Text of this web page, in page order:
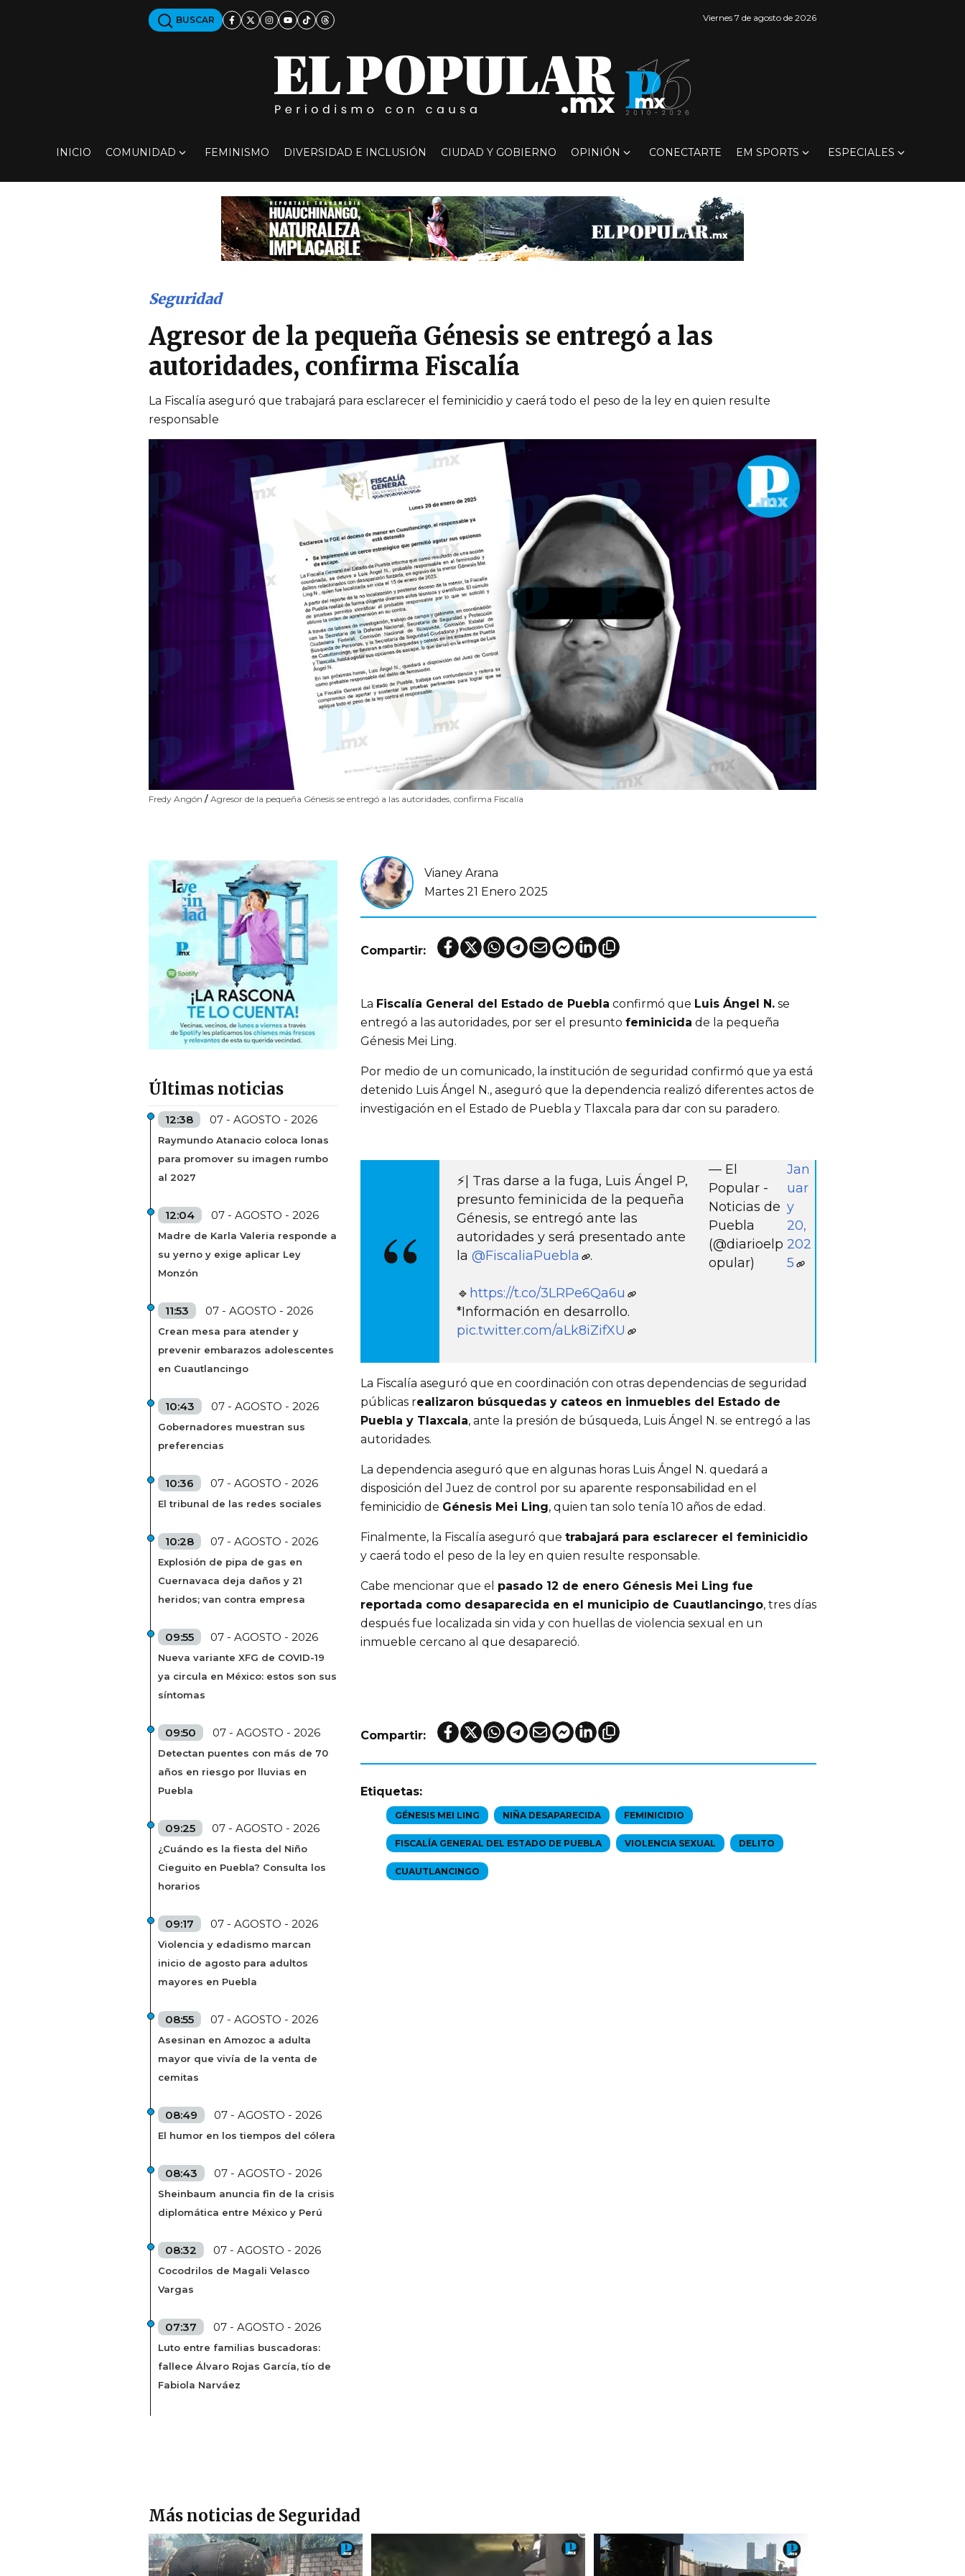
BUSCAR Viernes 7 de agosto de 2026
INICIO COMUNIDAD FEMINISMO DIVERSIDAD E INCLUSIÓN CIUDAD Y GOBIERNO OPINIÓN CONECTARTE EM SPORTS ESPECIALES
Fredy Angón / Agresor de la pequeña Génesis se entregó a las autoridades, confirma Fiscalía
Seguridad
Agresor de la pequeña Génesis se entregó a las
autoridades, confirma Fiscalía
La Fiscalía aseguró que trabajará para esclarecer el feminicidio y caerá todo el peso de la ley en quien resulte
responsable
Últimas noticias
12:38 07 - AGOSTO - 2026
Raymundo Atanacio coloca lonas
para promover su imagen rumbo
al 2027
12:04 07 - AGOSTO - 2026
Madre de Karla Valeria responde a
su yerno y exige aplicar Ley
Monzón
11:53 07 - AGOSTO - 2026
Crean mesa para atender y
prevenir embarazos adolescentes
en Cuautlancingo
10:43 07 - AGOSTO - 2026
Gobernadores muestran sus
preferencias
10:36 07 - AGOSTO - 2026
El tribunal de las redes sociales
10:28 07 - AGOSTO - 2026
Explosión de pipa de gas en
Cuernavaca deja daños y 21
heridos; van contra empresa
09:55 07 - AGOSTO - 2026
Nueva variante XFG de COVID-19
ya circula en México: estos son sus
síntomas
09:50 07 - AGOSTO - 2026
Detectan puentes con más de 70
años en riesgo por lluvias en
Puebla
09:25 07 - AGOSTO - 2026
¿Cuándo es la fiesta del Niño
Cieguito en Puebla? Consulta los
horarios
09:17 07 - AGOSTO - 2026
Violencia y edadismo marcan
inicio de agosto para adultos
mayores en Puebla
08:55 07 - AGOSTO - 2026
Asesinan en Amozoc a adulta
mayor que vivía de la venta de
cemitas
08:49 07 - AGOSTO - 2026
El humor en los tiempos del cólera
08:43 07 - AGOSTO - 2026
Sheinbaum anuncia fin de la crisis
diplomática entre México y Perú
08:32 07 - AGOSTO - 2026
Cocodrilos de Magali Velasco
Vargas
07:37 07 - AGOSTO - 2026
Luto entre familias buscadoras:
fallece Álvaro Rojas García, tío de
Fabiola Narváez
Vianey Arana
Martes 21 Enero 2025
Compartir:
La Fiscalía General del Estado de Puebla confirmó que Luis Ángel N. se
entregó a las autoridades, por ser el presunto feminicida de la pequeña
Génesis Mei Ling.
Por medio de un comunicado, la institución de seguridad confirmó que ya está
detenido Luis Ángel N., aseguró que la dependencia realizó diferentes actos de
investigación en el Estado de Puebla y Tlaxcala para dar con su paradero.
⚡️| Tras darse a la fuga, Luis Ángel P,
presunto feminicida de la pequeña
Génesis, se entregó ante las
autoridades y será presentado ante
la @FiscaliaPuebla .
🔹 https://t.co/3LRPe6Qa6u
*Información en desarrollo.
pic.twitter.com/aLk8iZifXU
— El
Popular -
Noticias de
Puebla
(@diarioelp
opular)
Jan
uar
y
20,
202
5
La Fiscalía aseguró que en coordinación con otras dependencias de seguridad
públicas realizaron búsquedas y cateos en inmuebles del Estado de
Puebla y Tlaxcala, ante la presión de búsqueda, Luis Ángel N. se entregó a las
autoridades.
La dependencia aseguró que en algunas horas Luis Ángel N. quedará a
disposición del Juez de control por su aparente responsabilidad en el
feminicidio de Génesis Mei Ling, quien tan solo tenía 10 años de edad.
Finalmente, la Fiscalía aseguró que trabajará para esclarecer el feminicidio
y caerá todo el peso de la ley en quien resulte responsable.
Cabe mencionar que el pasado 12 de enero Génesis Mei Ling fue
reportada como desaparecida en el municipio de Cuautlancingo, tres días
después fue localizada sin vida y con huellas de violencia sexual en un
inmueble cercano al que desapareció.
Compartir:
Etiquetas:
GÉNESIS MEI LING NIÑA DESAPARECIDA FEMINICIDIO
FISCALÍA GENERAL DEL ESTADO DE PUEBLA VIOLENCIA SEXUAL DELITO
CUAUTLANCINGO
Más noticias de Seguridad